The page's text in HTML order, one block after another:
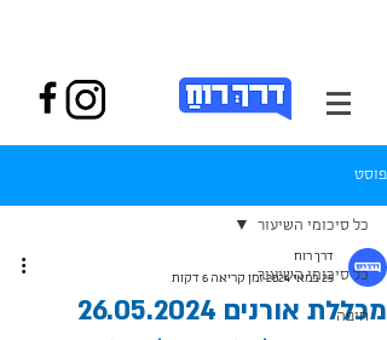
פוסט
כל סיכומי השיעור
חיפה
כל סיכומי השיעור
מכללת אורנים 26.05.2024
דרך רוח
25 במאי 2024
זמן קריאה 6 דקות